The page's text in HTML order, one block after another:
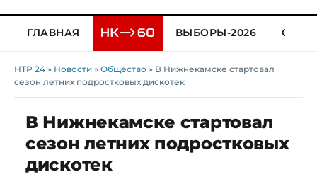
ГЛАВНАЯ ВЫБОРЫ-2026
НТР 24 » Новости » Общество » В Нижнекамске стартовал
сезон летних подростковых дискотек
В Нижнекамске стартовал
сезон летних подростковых
дискотек